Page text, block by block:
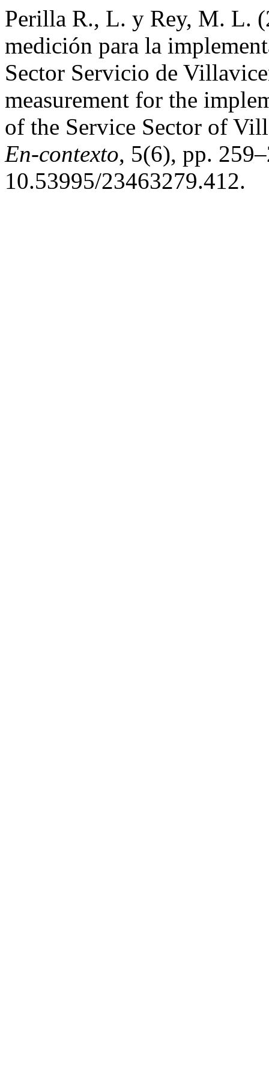
Perilla R., L. y Rey, M. L.
medición para la
Sector Servicio de
measurement for the
of the Service Sector of
En-contexto, 5(6), pp.
10.53995/23463279.412.